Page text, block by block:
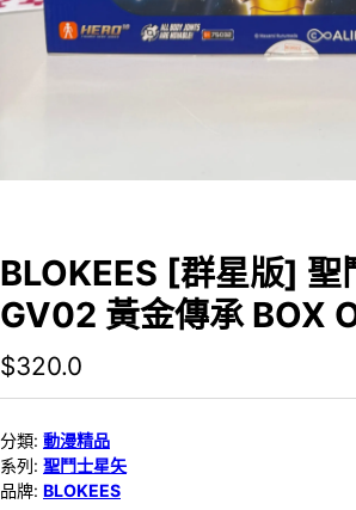
BLOKEES [群星版] 聖
GV02 黃金傳承 BOX
$320.0
分類: 動漫精品
系列: 聖鬥士星矢
品牌: BLOKEES